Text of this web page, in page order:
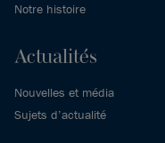
Notre histoire
Actualités
Nouvelles et média
Sujets d’actualité